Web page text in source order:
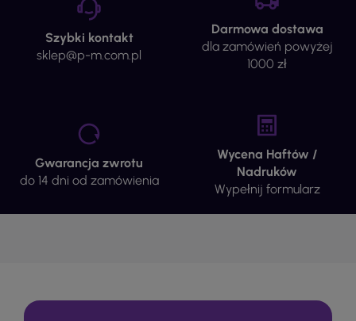
Szybki kontakt
sklep@p-m.com.pl
Darmowa dostawa
dla zamówień powyżej
1000 zł
Gwarancja zwrotu
do 14 dni od zamówienia
Wycena Haftów /
Nadruków
Wypełnij formularz